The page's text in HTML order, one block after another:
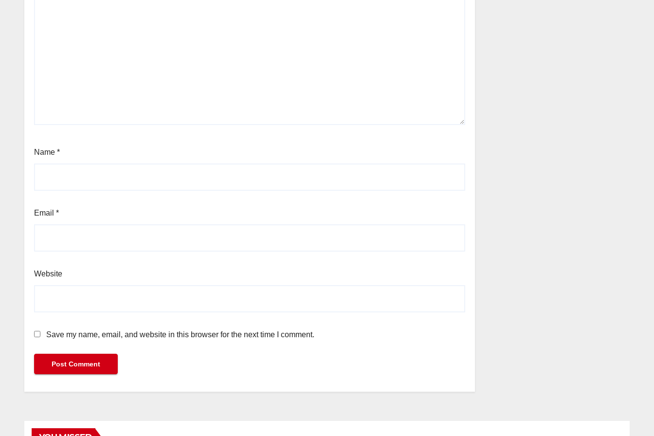
Name *
Email *
Website
Save my name, email, and website in this browser for the next time I comment.